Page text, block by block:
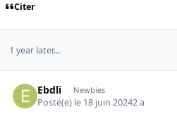
Citer
1 year later...
Ebdli Newbies
Posté(e) le 18 juin 20242 a